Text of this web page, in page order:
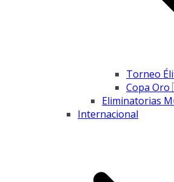
Torneo
Copa
Eliminatorias
Internacional